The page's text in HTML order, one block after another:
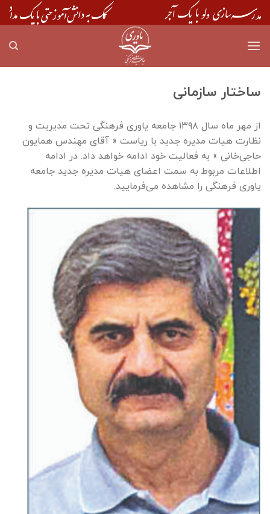
Skip
to
ساختار سازمانی
از مهر ماه سال ۱۳۹۸ جامعه یاوری فرهنگی تحت مدیریت و
نظارت هیات مدیره جدید با ریاست « آقای مهندس همایون
حاجی‌خانی » به فعالیت خود ادامه خواهد داد. در ادامه
اطلاعات مربوط به سمت اعضای هیات مدیره جدید جامعه
یاوری فرهنگی را مشاهده می‌فرمایید.